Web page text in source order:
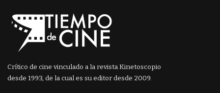
Crítico de cine vinculado a la revista Kinetoscopio
desde 1993, de la cual es su editor desde 2009.